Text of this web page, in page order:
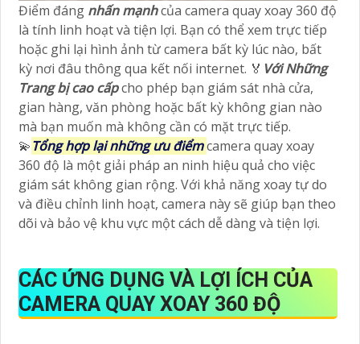
Điểm đáng nhấn mạnhcủa camera quay xoay 360 độ
là tính linh hoạt và tiện lợi. Bạn có thể xem trực tiếp
hoặc ghi lại hình ảnh từ camera bất kỳ lúc nào, bất
kỳ nơi đâu thông qua kết nối internet. ️🏅️ Với Những
Trang bị cao cấpcho phép bạn giám sát nhà cửa,
gian hàng, văn phòng hoặc bất kỳ không gian nào
mà bạn muốn mà không cần có mặt trực tiếp.
💫Tổng hợp lại những ưu điểmcamera quay xoay
360 độ là một giải pháp an ninh hiệu quả cho việc
giám sát không gian rộng. Với khả năng xoay tự do
và điều chỉnh linh hoạt, camera này sẽ giúp bạn theo
dõi và bảo vệ khu vực một cách dễ dàng và tiện lợi.
CÁC ỨNG DỤNG VÀ LỢI ÍCH CỦA
CAMERA QUAY XOAY 360 ĐỘ